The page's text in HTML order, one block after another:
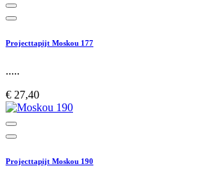
Projecttapijt Moskou 177
.....
€ 27,40
Projecttapijt Moskou 190